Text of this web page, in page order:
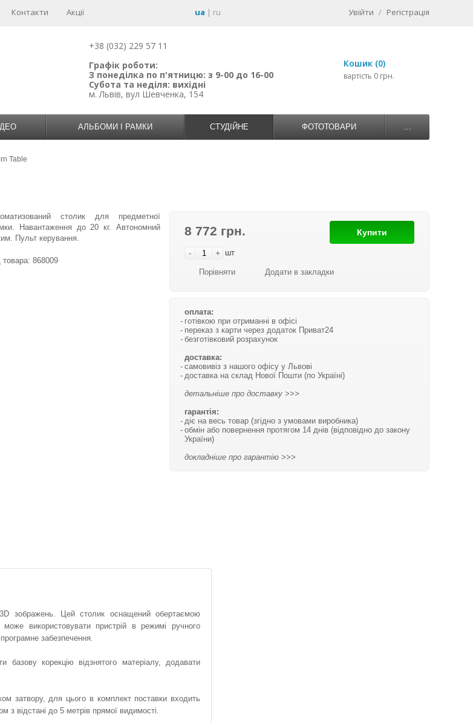
Контакти Акції ua | ru Увійти / Регістрація
+38 (032) 229 57 11
Графік роботи:
З понеділка по п'ятницю: з 9-00 до 16-00
Субота та неділя: вихідні
м. Львів, вул Шевченка, 154
Кошик (0)
вартість 0 грн.
АЛЬБОМИ І РАМКИ СТУДІЙНЕ ФОТОТОВАРИ ...
Table
8 772 грн.
- + шт
Купити
Порівняти Додати в закладки
оплата:
готівкою при отриманні в офісі
переказ з карти через додаток Приват24
безготівковий розрахунок
доставка:
самовивіз з нашого офісу у Львові
доставка на склад Нової Пошти (по Україні)
детальніше про доставку >>>
гарантія:
діє на весь товар (згідно з умовами виробника)
обмін або повернення протягом 14 днів (відповідно до закону
України)
докладніше про гарантію >>>
столик для предметної
Навантаження до 20 кг. Автономний
Пульт керування.
товара: 868009
зображень. Цей столик оснащений обертаємою
використовувати пристрій в режимі ручного
забезпечення.
корекцію відзнятого матеріалу, додавати
затвору, для цього в комплект поставки входить
відстані до 5 метрів прямої видимості.